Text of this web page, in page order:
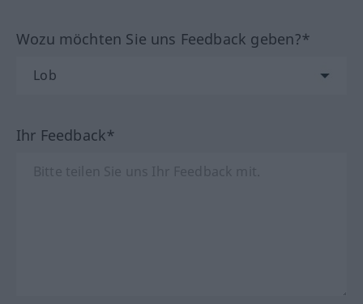
Wozu möchten Sie uns Feedback geben?*
Ihr Feedback*